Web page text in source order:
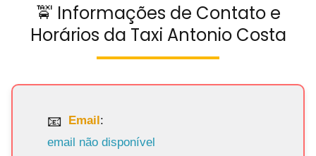
🚖 Informações de Contato e
Horários da Taxi Antonio Costa
Email:
email não disponível